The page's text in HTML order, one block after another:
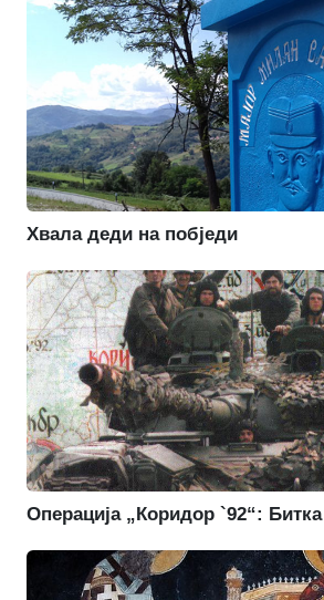
Хвала деди на побједи
Операција „Коридор `92“: